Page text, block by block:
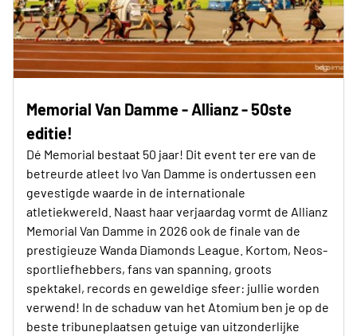
Memorial Van Damme - Allianz - 50ste
editie!
Dé Memorial bestaat 50 jaar! Dit event ter ere van de
betreurde atleet Ivo Van Damme is ondertussen een
gevestigde waarde in de internationale
atletiekwereld. Naast haar verjaardag vormt de Allianz
Memorial Van Damme in 2026 ook de finale van de
prestigieuze Wanda Diamonds League. Kortom, Neos-
sportliefhebbers, fans van spanning, groots
spektakel, records en geweldige sfeer: jullie worden
verwend! In de schaduw van het Atomium ben je op de
beste tribuneplaatsen getuige van uitzonderlijke